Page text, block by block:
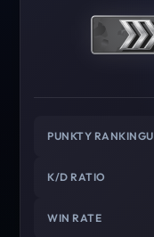
PUNKTY RANKINGU
K/D RATIO
WIN RATE